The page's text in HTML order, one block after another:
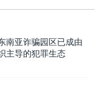
南亚诈骗园区已成由
主导的犯罪生态